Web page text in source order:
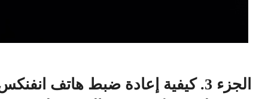
الجزء 3. كيفية إعادة ضبط هاتف